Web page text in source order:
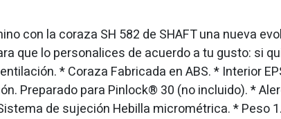
con la coraza SH 582 de SHAFT una nueva
que lo personalices de acuerdo a tu gusto: si
* Coraza Fabricada en ABS. * Interior
Preparado para Pinlock® 30 (no incluido). *
de sujeción Hebilla micrométrica. * Peso